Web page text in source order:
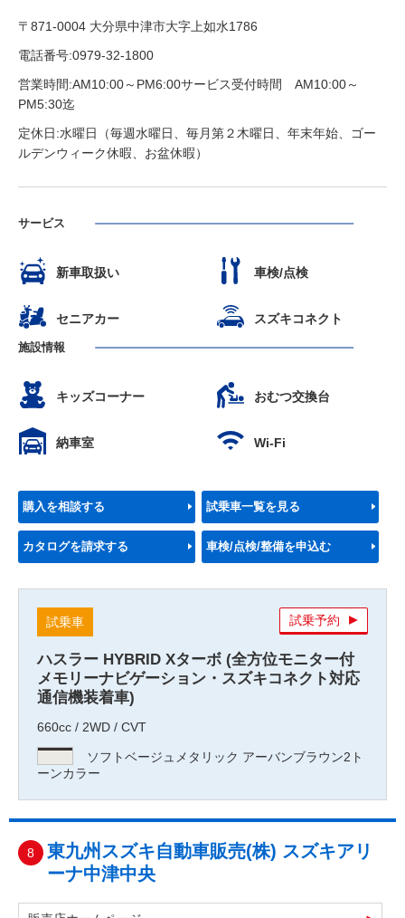
〒871-0004 大分県中津市大字上如水1786
電話番号:0979-32-1800
営業時間:AM10:00～PM6:00サービス受付時間 AM10:00～
PM5:30迄
定休日:水曜日（毎週水曜日、毎月第２木曜日、年末年始、ゴー
ルデンウィーク休暇、お盆休暇）
サービス
新車取扱い 車検/点検
セニアカー スズキコネクト
施設情報
キッズコーナー おむつ交換台
納車室 Wi-Fi
購入を相談する 試乗車一覧を見る
カタログを請求する 車検/点検/整備を申込む
試乗車
ハスラー HYBRID Xターボ (全方位モニター付
メモリーナビゲーション・スズキコネクト対応
通信機装着車)
660cc / 2WD / CVT
ソフトベージュメタリック アーバンブラウン2ト
ーンカラー
試乗予約
8
東九州スズキ自動車販売(株) スズキアリ
ーナ中津中央